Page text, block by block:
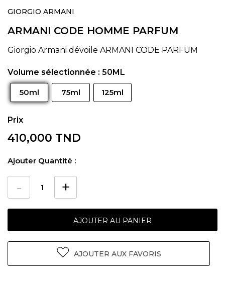
GIORGIO ARMANI
ARMANI CODE HOMME PARFUM
Giorgio Armani dévoile ARMANI CODE PARFUM
Volume sélectionnée : 50ML
50ml 75ml 125ml
410,000 TND
Ajouter Quantité :
AJOUTER AU PANIER
AJOUTER AUX FAVORIS
to
beginning
the
gallery